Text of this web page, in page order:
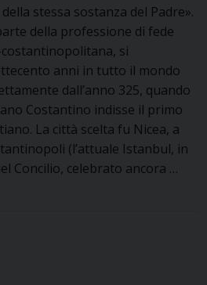
stessa sostanza del Padre».
della professione di fede
si
anni in tutto il mondo
dall’anno 325, quando
Costantino indisse il primo
La città scelta fu Nicea, a
(l’attuale Istanbul, in
Concilio, celebrato ancora …